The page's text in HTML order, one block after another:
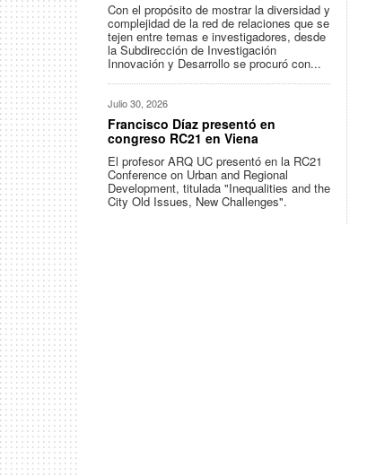
Con el propósito de mostrar la diversidad y
complejidad de la red de relaciones que se
tejen entre temas e investigadores, desde
la Subdirección de Investigación
Innovación y Desarrollo se procuró con...
Julio 30, 2026
Francisco Díaz presentó en
congreso RC21 en Viena
El profesor ARQ UC presentó en la RC21
Conference on Urban and Regional
Development, titulada "Inequalities and the
City Old Issues, New Challenges".